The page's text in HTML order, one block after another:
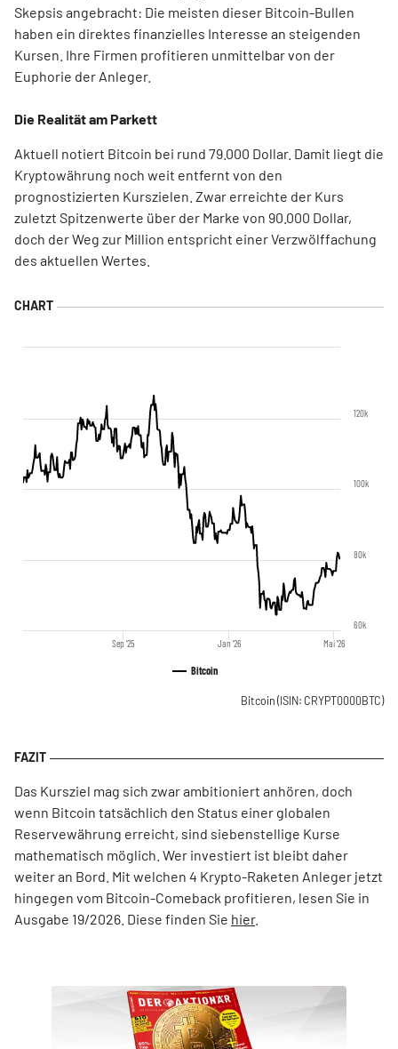
Skepsis angebracht: Die meisten dieser Bitcoin-Bullen
haben ein direktes finanzielles Interesse an steigenden
Kursen. Ihre Firmen profitieren unmittelbar von der
Euphorie der Anleger.
Die Realität am Parkett
Aktuell notiert Bitcoin bei rund 79.000 Dollar. Damit liegt die
Kryptowährung noch weit entfernt von den
prognostizierten Kurszielen. Zwar erreichte der Kurs
zuletzt Spitzenwerte über der Marke von 90.000 Dollar,
doch der Weg zur Million entspricht einer Verzwölffachung
des aktuellen Wertes.
Bitcoin
Jan '26
Sep '25 Mai '26
60k
80k
100k
120k
Bitcoin (ISIN: CRYPT0000BTC)
Das Kursziel mag sich zwar ambitioniert anhören, doch
wenn Bitcoin tatsächlich den Status einer globalen
Reservewährung erreicht, sind siebenstellige Kurse
mathematisch möglich. Wer investiert ist bleibt daher
weiter an Bord. Mit welchen 4 Krypto-Raketen Anleger jetzt
hingegen vom Bitcoin-Comeback profitieren, lesen Sie in
Ausgabe 19/2026. Diese finden Sie hier.